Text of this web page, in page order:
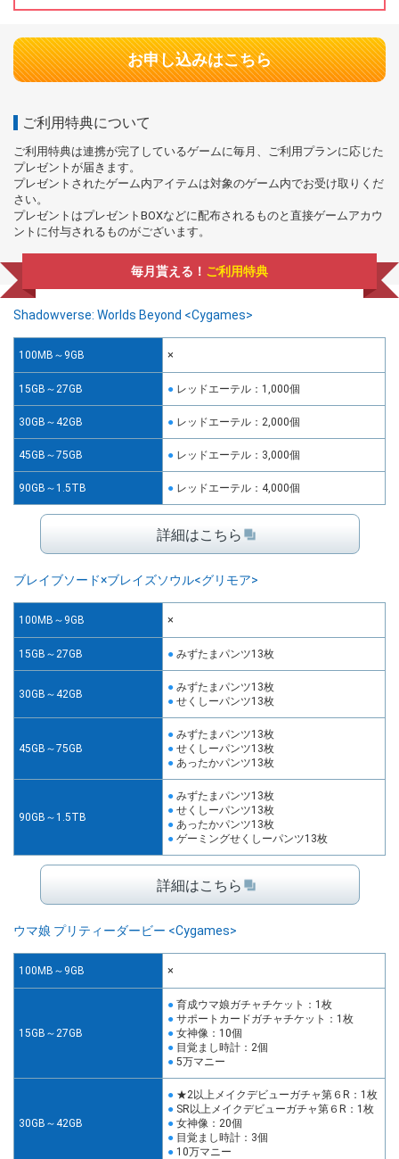
お申し込みはこちら
ご利用特典について
ご利用特典は連携が完了しているゲームに毎月、ご利用プランに応じた
プレゼントが届きます。
プレゼントされたゲーム内アイテムは対象のゲーム内でお受け取りくだ
さい。
プレゼントはプレゼントBOXなどに配布されるものと直接ゲームアカウ
ントに付与されるものがございます。
毎月貰える！ ご利用特典
Shadowverse: Worlds Beyond <Cygames>
100MB～9GB ×
15GB～27GB レッドエーテル：1,000個
30GB～42GB レッドエーテル：2,000個
45GB～75GB レッドエーテル：3,000個
90GB～1.5TB レッドエーテル：4,000個
詳細はこちら
ブレイブソード×ブレイズソウル<グリモア>
100MB～9GB ×
15GB～27GB みずたまパンツ13枚
30GB～42GB
みずたまパンツ13枚
せくしーパンツ13枚
45GB～75GB
みずたまパンツ13枚
せくしーパンツ13枚
あったかパンツ13枚
90GB～1.5TB
みずたまパンツ13枚
せくしーパンツ13枚
あったかパンツ13枚
ゲーミングせくしーパンツ13枚
詳細はこちら
ウマ娘 プリティーダービー <Cygames>
100MB～9GB ×
15GB～27GB
育成ウマ娘ガチャチケット：1枚
サポートカードガチャチケット：1枚
女神像：10個
目覚まし時計：2個
5万マニー
30GB～42GB
★2以上メイクデビューガチャ第６R：1枚
SR以上メイクデビューガチャ第６R：1枚
女神像：20個
目覚まし時計：3個
10万マニー